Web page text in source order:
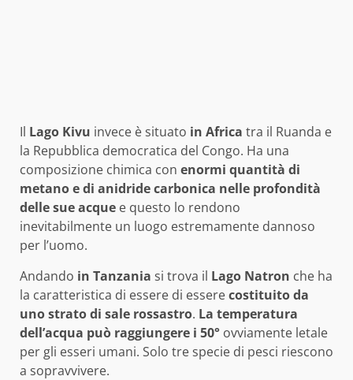
Il Lago Kivu invece è situato in Africa tra il Ruanda e
la Repubblica democratica del Congo. Ha una
composizione chimica con enormi quantità di
metano e di anidride carbonica nelle profondità
delle sue acque e questo lo rendono
inevitabilmente un luogo estremamente dannoso
per l’uomo.
Andando in Tanzania si trova il Lago Natron che ha
la caratteristica di essere di esserecostituito da
uno strato di sale rossastro. La temperatura
dell’acqua può raggiungere i 50° ovviamente letale
per gli esseri umani. Solo tre specie di pesci riescono
a sopravvivere.